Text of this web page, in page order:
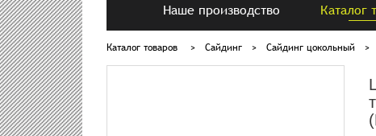
Наше производство Каталог
Каталог товаров > Сайдинг > Сайдинг цокольный >